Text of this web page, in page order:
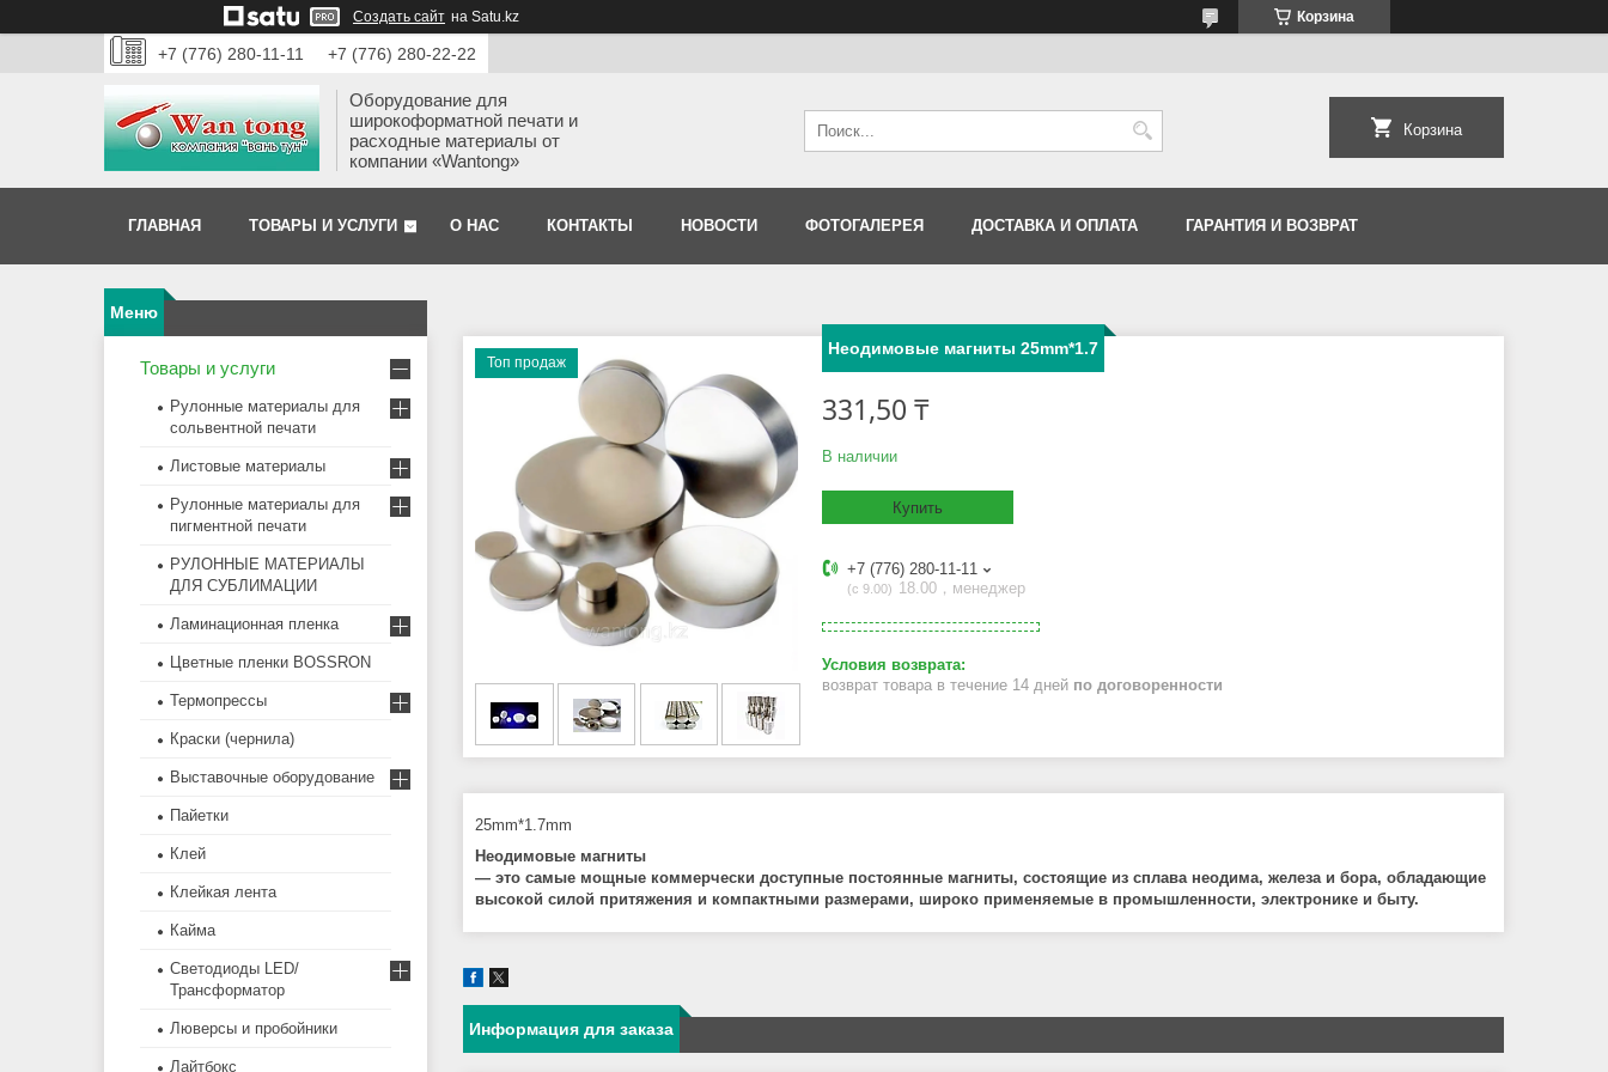
Создать сайт на Satu.kz Корзина
+7 (776) 280-11-11 +7 (776) 280-22-22
Оборудование для
широкоформатной печати и
расходные материалы от
компании «Wantong»
Корзина
ГЛАВНАЯ ТОВАРЫ И УСЛУГИ О НАС КОНТАКТЫ НОВОСТИ ФОТОГАЛЕРЕЯ ДОСТАВКА И ОПЛАТА ГАРАНТИЯ И ВОЗВРАТ
Топ продаж
Неодимовые магниты 25mm*1.7
331,50 ₸
В наличии
Купить
+7 (776) 280-11-11
с 9.00 18.00，менеджер
возврат товара в течение 14 дней по договоренности
25mm*1.7mm
Неодимовые магниты
— это самые мощные коммерчески доступные постоянные магниты, состоящие из сплава неодима, железа и бора, обладающие
высокой силой притяжения и компактными размерами, широко применяемые в промышленности, электронике и быту.
Информация для заказа
Товары и услуги
Рулонные материалы для
сольвентной печати
Листовые материалы
Рулонные материалы для
пигментной печати
РУЛОННЫЕ МАТЕРИАЛЫ
ДЛЯ СУБЛИМАЦИИ
Ламинационная пленка
Цветные пленки BOSSRON
Термопрессы
Краски (чернила)
Выставочные оборудование
Пайетки
Клей
Клейкая лента
Кайма
Светодиоды LED/
Трансформатор
Люверсы и пробойники
Лайтбокс